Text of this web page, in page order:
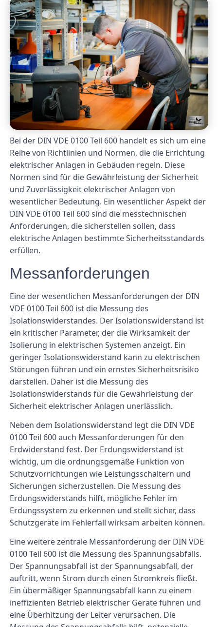
Bei der DIN VDE 0100 Teil 600 handelt es sich um eine
Reihe von Richtlinien und Normen, die die Errichtung
elektrischer Anlagen in Gebäuden regeln. Diese
Normen sind für die Gewährleistung der Sicherheit
und Zuverlässigkeit elektrischer Anlagen von
wesentlicher Bedeutung. Ein wesentlicher Aspekt der
DIN VDE 0100 Teil 600 sind die messtechnischen
Anforderungen, die sicherstellen sollen, dass
elektrische Anlagen bestimmte Sicherheitsstandards
erfüllen.
Messanforderungen
Eine der wesentlichen Messanforderungen der DIN
VDE 0100 Teil 600 ist die Messung des
Isolationswiderstandes. Der Isolationswiderstand ist
ein kritischer Parameter, der die Wirksamkeit der
Isolierung in elektrischen Systemen anzeigt. Ein
geringer Isolationswiderstand kann zu elektrischen
Störungen führen und ein ernstes Sicherheitsrisiko
darstellen. Daher ist die Messung des
Isolationswiderstands für die Gewährleistung der
Sicherheit elektrischer Anlagen unerlässlich.
Neben dem Isolationswiderstand legt die DIN VDE
0100 Teil 600 auch Messanforderungen für den
Erdwiderstand fest. Der Erdungswiderstand ist
wichtig, um die ordnungsgemäße Funktion von
Schutzvorrichtungen wie Leistungsschaltern und
Sicherungen sicherzustellen. Die Messung des
Erdungswiderstands hilft, mögliche Fehler im
Erdungssystem zu erkennen und stellt sicher, dass
Schutzgeräte im Fehlerfall wirksam arbeiten können.
Eine weitere zentrale Messanforderung der DIN VDE
0100 Teil 600 ist die Messung des Spannungsabfalls.
Der Spannungsabfall ist der Spannungsabfall, der
auftritt, wenn Strom durch einen Stromkreis fließt.
Ein übermäßiger Spannungsabfall kann zu einem
ineffizienten Betrieb elektrischer Geräte führen und
eine Überhitzung der Leiter verursachen. Die